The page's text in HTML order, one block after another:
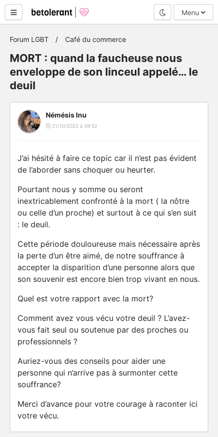
Mode nuit
Menu
Forum LGBT Café du commerce
MORT : quand la faucheuse nous
enveloppe de son linceul appelé… le
deuil
Némésis Inu
21/10/2022 à 09:52
J’ai hésité à faire ce topic car il n’est pas évident
de l’aborder sans choquer ou heurter.
Pourtant nous y somme ou seront
inextricablement confronté à la mort ( la nôtre
ou celle d’un proche) et surtout à ce qui s’en suit
: le deuil.
Cette période douloureuse mais nécessaire après
la perte d’un être aimé, de notre souffrance à
accepter la disparition d’une personne alors que
son souvenir est encore bien trop vivant en nous.
Quel est votre rapport avec la mort?
Comment avez vous vécu votre deuil ? L’avez-
vous fait seul ou soutenue par des proches ou
professionnels ?
Auriez-vous des conseils pour aider une
personne qui n’arrive pas à surmonter cette
souffrance?
Merci d’avance pour votre courage à raconter ici
votre vécu.